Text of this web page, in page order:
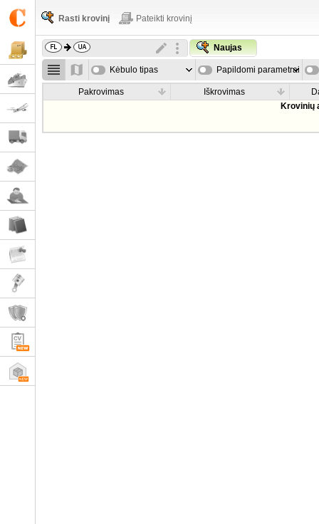
Rasti krovinį Pateikti krovinį
Naujas
Kėbulo tipas Papildomi parametrai
Pakrovimas Iškrovimas
Krovinių